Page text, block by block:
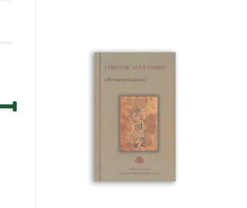
ERA:
€223,00.
ES:
€170,00.